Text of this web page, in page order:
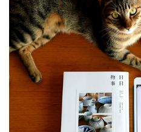
日記簿
餐桌週記
享樂隨手拍
照相簿